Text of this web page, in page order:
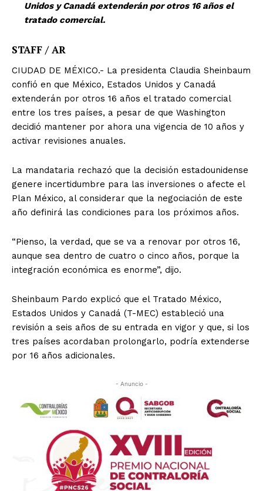
Unidos y Canadá extenderán por otros 16 años el
tratado comercial.
STAFF / AR
CIUDAD DE MÉXICO.- La presidenta Claudia Sheinbaum
confió en que México, Estados Unidos y Canadá
extenderán por otros 16 años el tratado comercial
entre los tres países, a pesar de que Washington
decidió mantener por ahora una vigencia de 10 años y
activar revisiones anuales.
La mandataria rechazó que la decisión estadounidense
genere incertidumbre para las inversiones o afecte el
Plan México, al considerar que la negociación de este
año definirá las condiciones para los próximos años.
“Pienso, la verdad, que se va a renovar por otros 16,
aunque sea dentro de cuatro o cinco años, porque la
integración económica es enorme”, dijo.
Sheinbaum Pardo explicó que el Tratado México,
Estados Unidos y Canadá (T-MEC) estableció una
revisión a seis años de su entrada en vigor y que, si los
tres países acordaban prolongarlo, podría extenderse
por 16 años adicionales.
- Anuncio -